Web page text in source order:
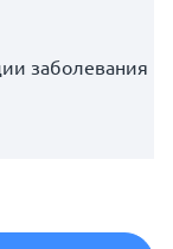
заболевания